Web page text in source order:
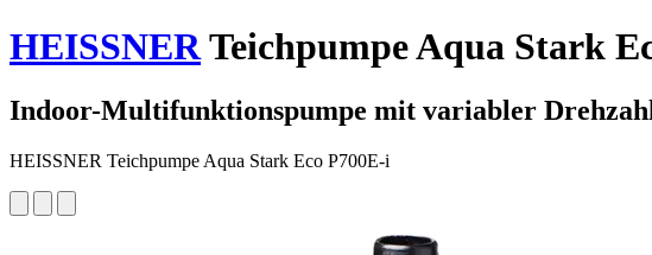
HEISSNERTeichpumpe Aqua Stark
Indoor-Multifunktionspumpe mit variabler
HEISSNER Teichpumpe Aqua Stark Eco P700E-i